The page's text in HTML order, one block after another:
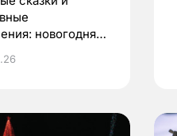
новогодняя